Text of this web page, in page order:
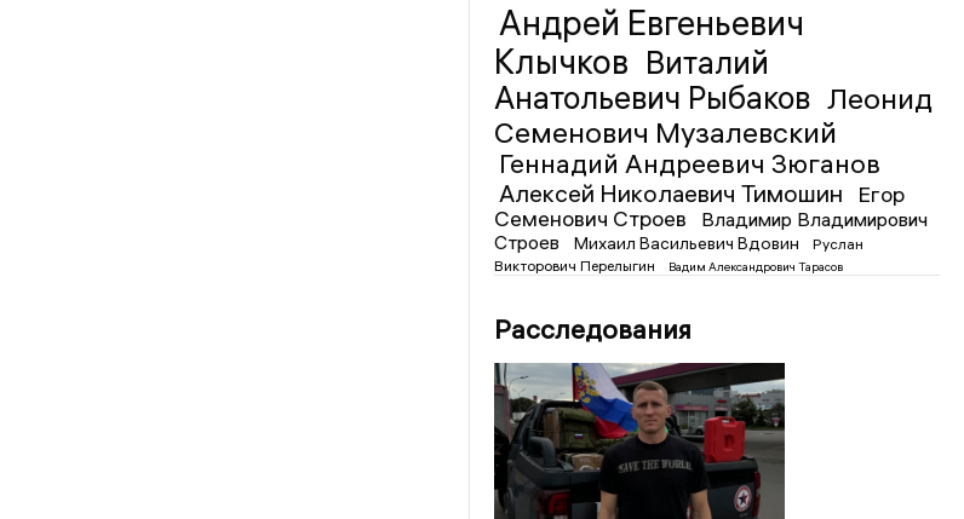
Андрей Евгеньевич
Клычков Виталий
Анатольевич Рыбаков Леонид
Семенович Музалевский
Геннадий Андреевич Зюганов
Алексей Николаевич Тимошин
Егор
Семенович Строев
Владимир Владимирович
Строев
Михаил Васильевич Вдовин
Руслан
Викторович Перелыгин
Вадим Александрович Тарасов
Расследования